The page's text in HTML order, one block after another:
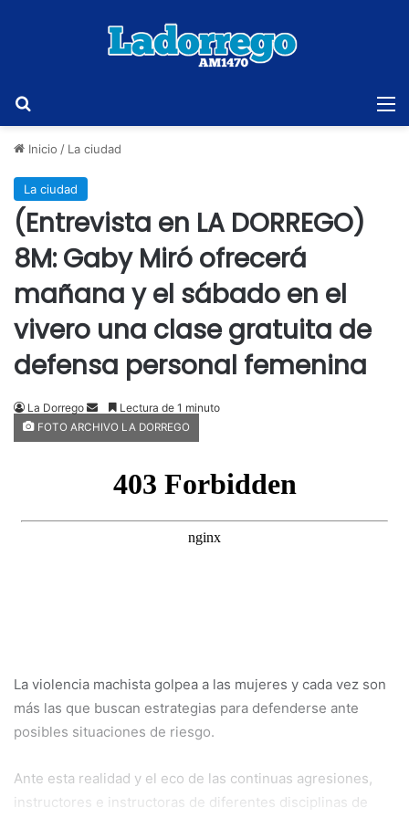
Inicio / La ciudad
La ciudad
(Entrevista en LA DORREGO)
8M: Gaby Miró ofrecerá
mañana y el sábado en el
vivero una clase gratuita de
defensa personal femenina
La Dorrego
Send
an
Lectura de 1 minuto
FOTO ARCHIVO LA DORREGO
La violencia machista golpea a las mujeres y cada vez son
más las que buscan estrategias para defenderse ante
posibles situaciones de riesgo.
Ante esta realidad y el eco de las continuas agresiones,
instructores e instructoras de diferentes disciplinas de